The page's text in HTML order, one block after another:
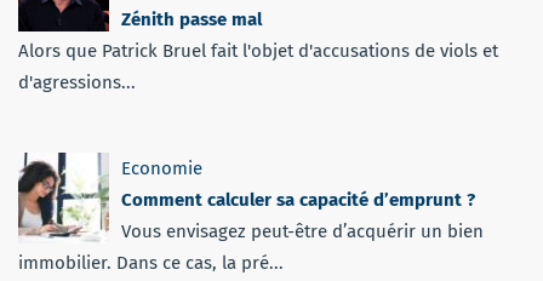
Zénith passe mal
Alors que Patrick Bruel fait l'objet d'accusations de viols et
d'agressions...
Economie
Comment calculer sa capacité d’emprunt ?
Vous envisagez peut-être d’acquérir un bien
immobilier. Dans ce cas, la pré...